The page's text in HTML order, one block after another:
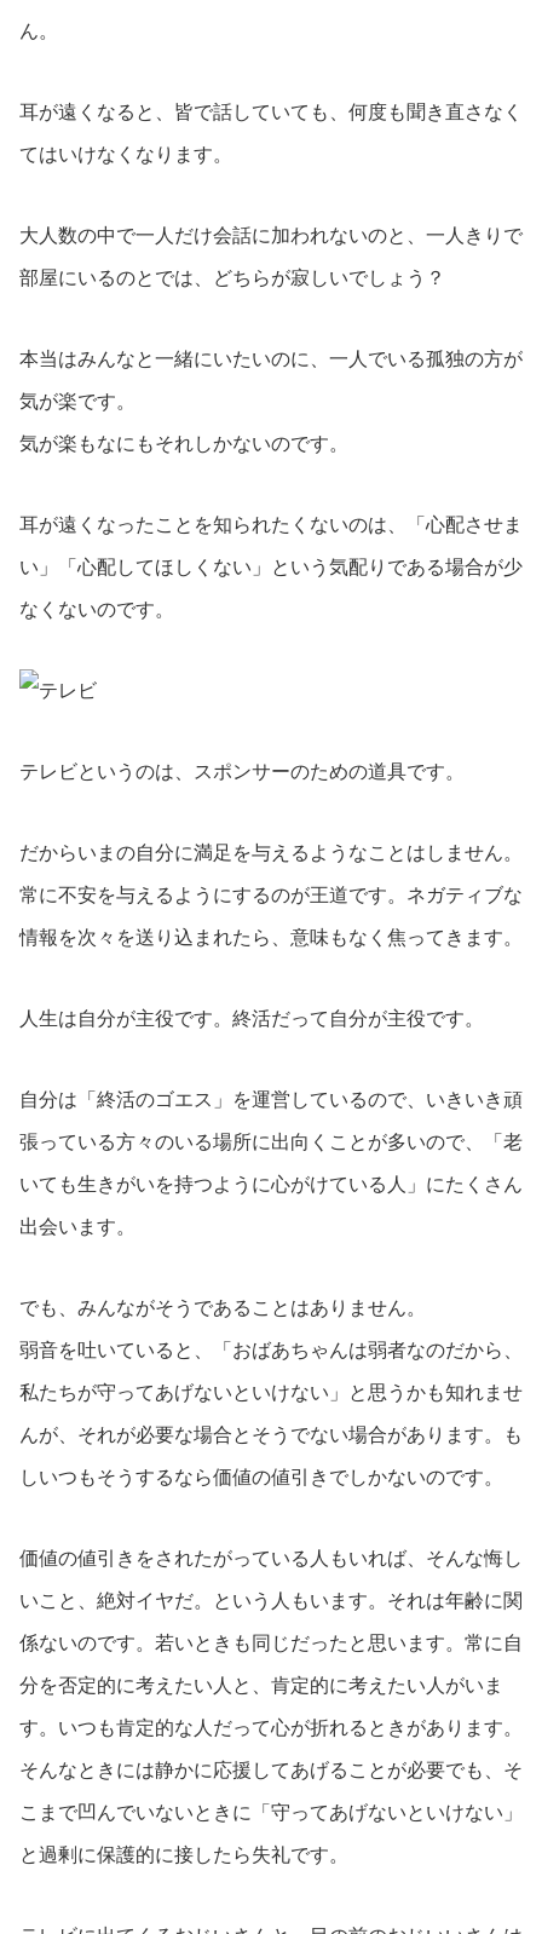
ん。
耳が遠くなると、皆で話していても、何度も聞き直さなく
てはいけなくなります。
大人数の中で一人だけ会話に加われないのと、一人きりで
部屋にいるのとでは、どちらが寂しいでしょう？
本当はみんなと一緒にいたいのに、一人でいる孤独の方が
気が楽です。
気が楽もなにもそれしかないのです。
耳が遠くなったことを知られたくないのは、「心配させま
い」「心配してほしくない」という気配りである場合が少
なくないのです。
テレビというのは、スポンサーのための道具です。
だからいまの自分に満足を与えるようなことはしません。
常に不安を与えるようにするのが王道です。ネガティブな
情報を次々を送り込まれたら、意味もなく焦ってきます。
人生は自分が主役です。終活だって自分が主役です。
自分は「終活のゴエス」を運営しているので、いきいき頑
張っている方々のいる場所に出向くことが多いので、「老
いても生きがいを持つように心がけている人」にたくさん
出会います。
でも、みんながそうであることはありません。
弱音を吐いていると、「おばあちゃんは弱者なのだから、
私たちが守ってあげないといけない」と思うかも知れませ
んが、それが必要な場合とそうでない場合があります。も
しいつもそうするなら価値の値引きでしかないのです。
価値の値引きをされたがっている人もいれば、そんな悔し
いこと、絶対イヤだ。という人もいます。それは年齢に関
係ないのです。若いときも同じだったと思います。常に自
分を否定的に考えたい人と、肯定的に考えたい人がいま
す。いつも肯定的な人だって心が折れるときがあります。
そんなときには静かに応援してあげることが必要でも、そ
こまで凹んでいないときに「守ってあげないといけない」
と過剰に保護的に接したら失礼です。